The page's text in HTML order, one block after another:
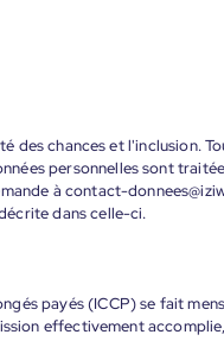
des chances et l'inclusion.
personnelles sont
à contact-
dans celle-ci.
payés (ICCP) se fait
effectivement